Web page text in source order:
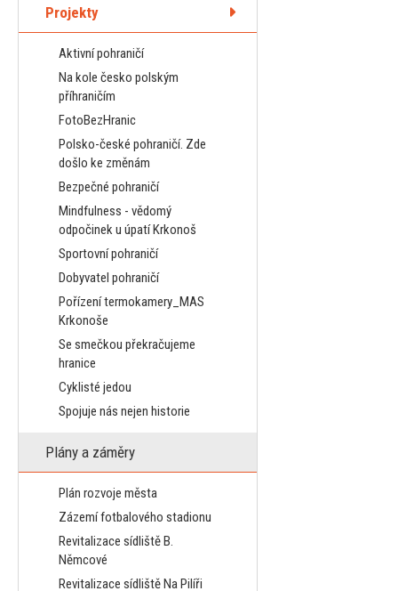
Projekty
Aktivní pohraničí
Na kole česko polským
příhraničím
FotoBezHranic
Polsko-české pohraničí. Zde
došlo ke změnám
Bezpečné pohraničí
Mindfulness - vědomý
odpočinek u úpatí Krkonoš
Sportovní pohraničí
Dobyvatel pohraničí
Pořízení termokamery_MAS
Krkonoše
Se smečkou překračujeme
hranice
Cyklisté jedou
Spojuje nás nejen historie
Plány a záměry
Plán rozvoje města
Zázemí fotbalového stadionu
Revitalizace sídliště B.
Němcové
Revitalizace sídliště Na Pilíři